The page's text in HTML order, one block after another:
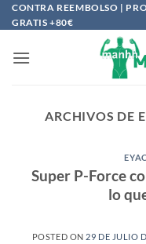
Saltar
al
CONTRA REEMBOLSO |
GRATIS +80€
ARCHIVOS DE
Super P-Force
lo
POSTED ON 29 DE JULIO